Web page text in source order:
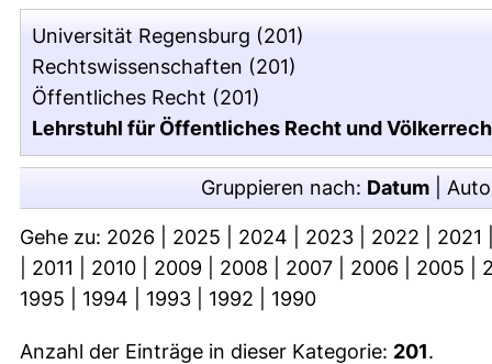
Universität Regensburg (201)
Rechtswissenschaften (201)
Öffentliches Recht (201)
Lehrstuhl für Öffentliches Recht und
Gruppieren nach: Datum
Gehe zu: 2026 2025 2024 2023 2022 2021
2011 2010 2009 2008 2007 2006 2005
1995
1994 1993 1992 1990
Anzahl der Einträge in dieser Kategorie: 201.